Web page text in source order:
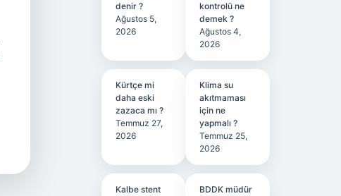
denir ?
Ağustos 5,
2026
kontrolü ne
demek ?
Ağustos 4,
2026
Kürtçe mi
daha eski
zazaca mı ?
Temmuz 27,
2026
Klima su
akıtmaması
için ne
yapmalı ?
Temmuz 25,
2026
Kalbe stent
BDDK müdür